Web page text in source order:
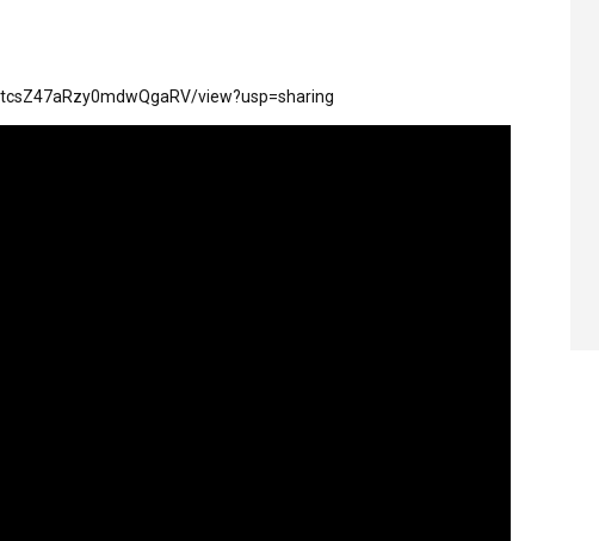
view?usp=sharing